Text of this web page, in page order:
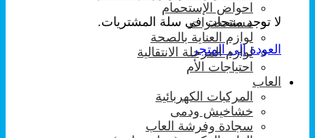
لا توجد منتجات في سلة المشتريات.
العودة إلى المتجر
احواض الإستحمام
مستحضرات
لوازم العناية بالصحة
لوازم المرحلة الانتقالية
احتياجات الأم
العاب
المركبات الكهربائية
خشاخيش ودمى
سجادة وفرشة العاب